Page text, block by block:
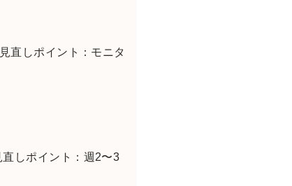
直しポイント：モニタ
しポイント：週2〜3